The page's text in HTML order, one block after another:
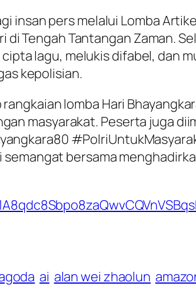
insan pers melalui Lomba
di Tengah Tantangan Zaman.
lagu, melukis difabel, dan
kepolisian.
lomba Hari
masyarakat. Peserta juga
bersama
ai alan wei zhaolun